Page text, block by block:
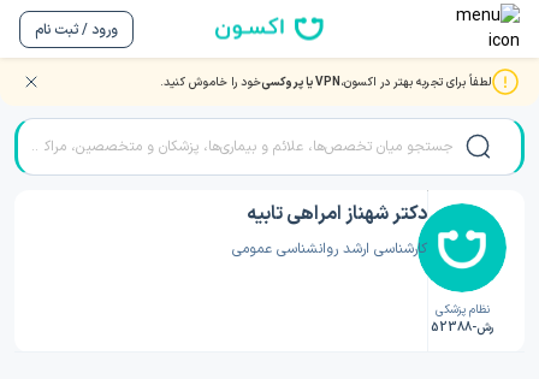
ورود / ثبت نام
لطفاً برای تجربه بهتر در اکسون،VPN یا پروکسی خود را خاموش کنید. صفحه اصلی/دکتر روانشناسی/دکتر شهناز امراهی تابيه
نظام پزشکی
رش-52388
دکتر شهناز امراهی تابيه
کارشناسی ارشد روانشناسی عمومی